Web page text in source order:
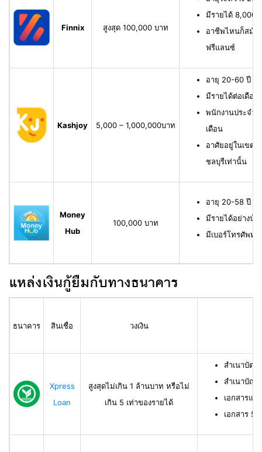
Finnix สูงสุด 100,000 บาท
มีรายได้ 8,000
อาชีพไหนก็สมัค
ฟรีแลนซ์
Kashjoy 5,000 – 1,000,000บาท
อายุ 20-60 ปี มี
มีรายได้ต่อเดือ
พนักงานประจำ
เดือน
อาศัยอยู่ในเขต
ชลบุรีเท่านั้น
Money
Hub
100,000 บาท
อายุ 20-58 ปี มี
มีรายได้อย่างน้
มีเบอร์โทรศัพท์
แหล่งเงินกู้ยืมกับทางธนาคาร
ธนาคาร สินเชื่อ วงเงิน
Xpress
Loan
สูงสุดไม่เกิน 1 ล้านบาท หรือไม่
เกิน 5 เท่าของรายได้
สำเนาบัตร
สำเนาบัญ
เอกสารแส
เอกสาร